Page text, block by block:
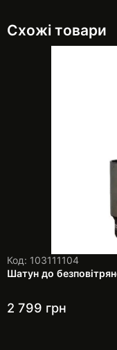
Схожі товари
Код: 103111104
Шатун до
2 799 грн